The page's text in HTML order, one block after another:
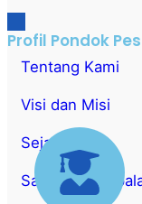
Profil Pondok
Tentang Kami
Visi dan Misi
Sejarah
Sambutan